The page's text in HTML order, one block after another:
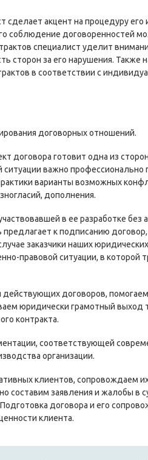
акцент на процедуру его
соблюдение договоренностей
специалист уделит
сторон за его нарушения. Также
в соответствии с
договорных отношений.
договора готовит одна из
важно профессионально
варианты возможных
дополнения.
в ее разработке без
предлагает к подписанию
заказчики наших
правовой ситуации, в которой
договоров,
юридически грамотный выход
контракта.
соответствующей
организации.
клиентов, сопровождаем
составим заявления и жалобы в
договора и его
клиента.